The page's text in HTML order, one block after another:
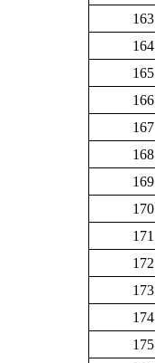
163
164
165
166
167
168
169
170
171
172
173
174
175